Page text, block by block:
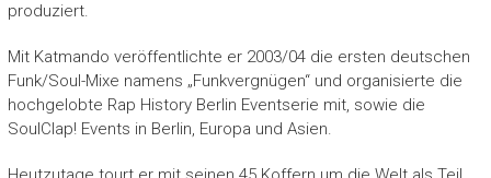
produziert.
Mit Katmando veröffentlichte er 2003/04 die ersten deutschen
Funk/Soul-Mixe namens „Funkvergnügen“ und organisierte die
hochgelobte Rap History Berlin Eventserie mit, sowie die
SoulClap! Events in Berlin, Europa und Asien.